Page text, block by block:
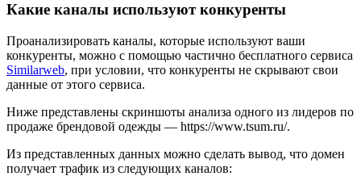
Какие каналы используют конкуренты
Проанализировать каналы, которые используют ваши
конкуренты, можно с помощью частично бесплатного сервиса
Similarweb, при условии, что конкуренты не скрывают свои
данные от этого сервиса.
Ниже представлены скриншоты анализа одного из лидеров по
продаже брендовой одежды — https://www.tsum.ru/.
Из представленных данных можно сделать вывод, что домен
получает трафик из следующих каналов: